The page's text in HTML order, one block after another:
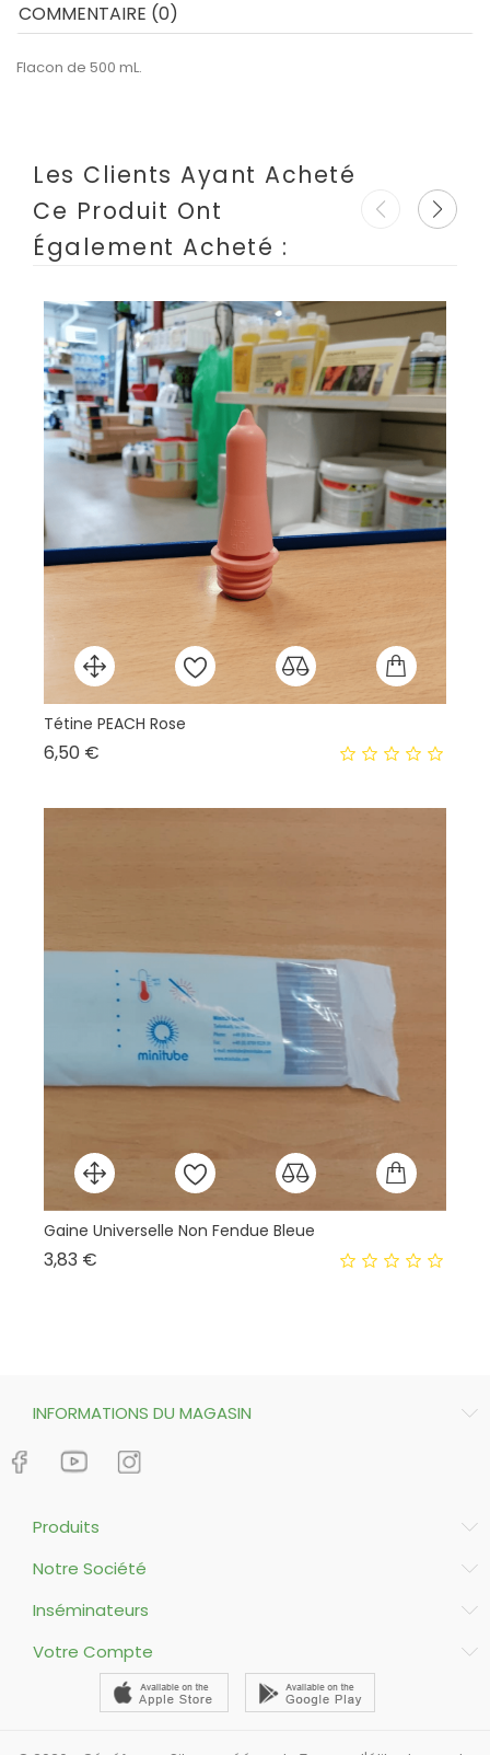
COMMENTAIRE (0)
Flacon de 500 mL.
Les Clients Ayant Acheté
Ce Produit Ont
Également Acheté :
Tétine PEACH Rose
6,50 €
Gaine Universelle Non Fendue Bleue
3,83 €
INFORMATIONS DU MAGASIN
Produits
Notre Société
Inséminateurs
Votre Compte